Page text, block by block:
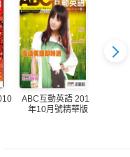
ABC互動英語 2010
年10月號精華版